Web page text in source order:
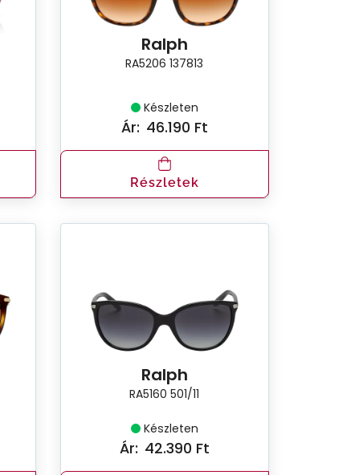
Ralph
RA5206 137813
Készleten
Ár: 46.190 Ft
Részletek
Ralph
RA5160 501/11
Készleten
Ár: 42.390 Ft